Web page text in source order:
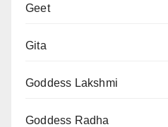
Geet
Gita
Goddess Lakshmi
Goddess Radha